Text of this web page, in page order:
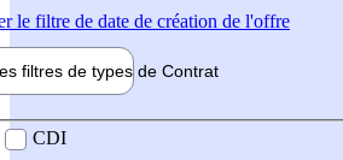
le filtre de date de création de l'offre
filtres de types de Contrat
contrat
CDI